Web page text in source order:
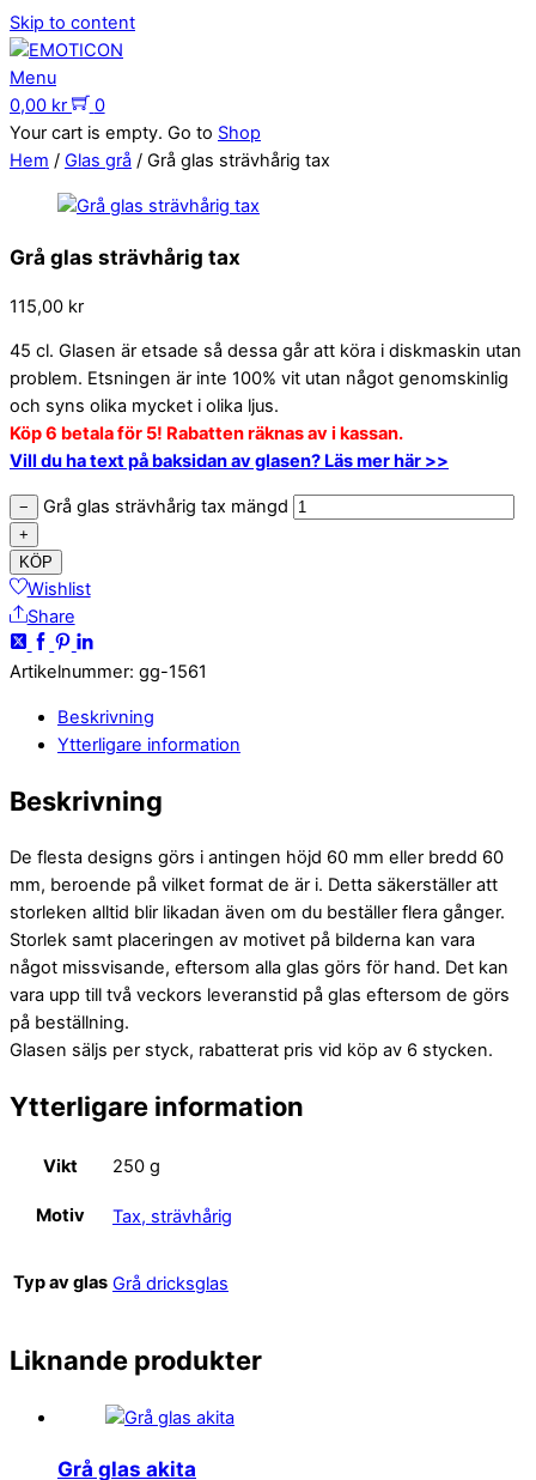
Skip to content
Menu
0,00 kr
0
Your cart is empty. Go to Shop
Hem / Glas grå / Grå glas strävhårig tax
Grå glas strävhårig tax
115,00 kr
45 cl. Glasen är etsade så dessa går att köra i diskmaskin utan
problem. Etsningen är inte 100% vit utan något genomskinlig
och syns olika mycket i olika ljus.
Köp 6 betala för 5! Rabatten räknas av i kassan.
Vill du ha text på baksidan av glasen? Läs mer här >>
− Grå glas strävhårig tax mängd
+
KÖP
Wishlist
Share
Artikelnummer: gg-1561
Beskrivning
Ytterligare information
Beskrivning
De flesta designs görs i antingen höjd 60 mm eller bredd 60
mm, beroende på vilket format de är i. Detta säkerställer att
storleken alltid blir likadan även om du beställer flera gånger.
Storlek samt placeringen av motivet på bilderna kan vara
något missvisande, eftersom alla glas görs för hand. Det kan
vara upp till två veckors leveranstid på glas eftersom de görs
på beställning.
Glasen säljs per styck, rabatterat pris vid köp av 6 stycken.
Ytterligare information
Vikt 250 g
Motiv Tax, strävhårig
Typ av glas Grå dricksglas
Liknande produkter
Grå glas akita